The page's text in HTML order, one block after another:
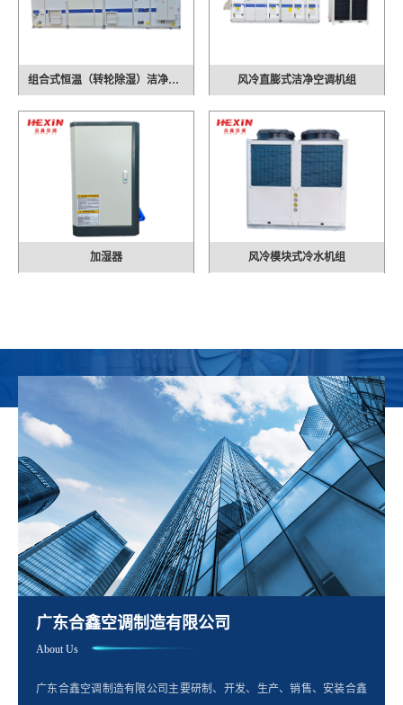
组合式恒温（转轮除湿）洁净空调机组 风冷直膨式洁净空调机组
加湿器 风冷模块式冷水机组
广东合鑫空调制造有限公司
About Us
广东合鑫空调制造有限公司主要研制、开发、生产、销售、安装合鑫